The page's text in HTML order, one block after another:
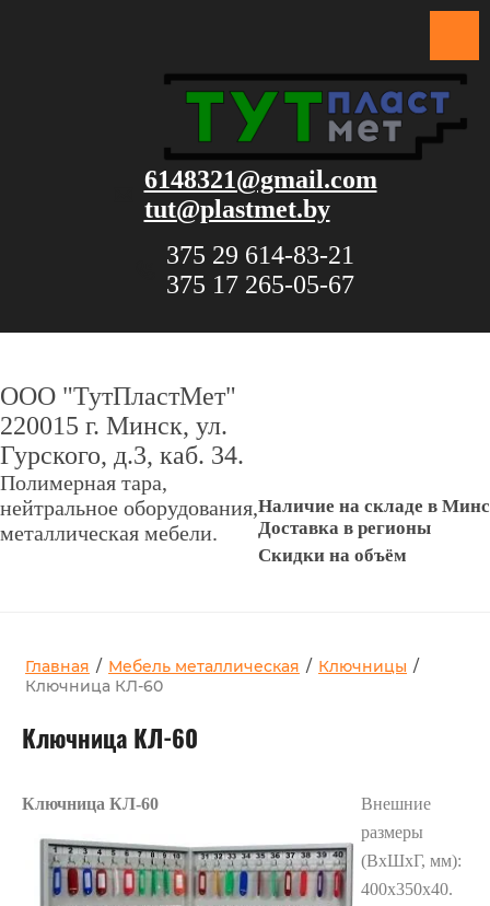
6148321@gmail.com
tut@plastmet.by
375 29 614-83-21
375 17 265-05-67
ООО "ТутПластМет"
220015 г. Минск, ул.
Гурского, д.3, каб. 34.
Полимерная тара,
нейтральное оборудования,
металлическая мебели.
Наличие на складе в
Доставка в регионы
Скидки на объём
Главная / Мебель металлическая / Ключницы /
Ключница КЛ-60
Ключница КЛ-60
Ключница КЛ-60
Внешние
размеры
(ВхШхГ, мм):
400х350х40.